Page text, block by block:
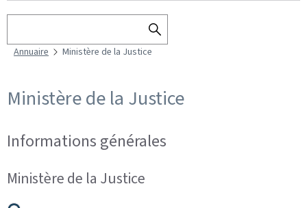
RECHERCHER
Annuaire Ministère de la Justice
Ministère de la Justice
Informations générales
Ministère de la Justice